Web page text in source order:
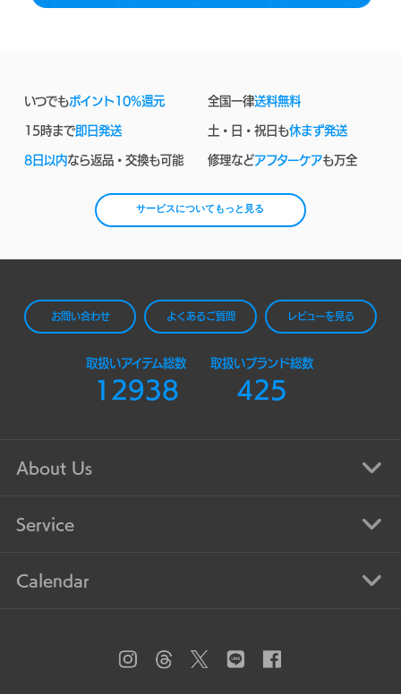
いつでもポイント10%還元 全国一律送料無料
15時まで即日発送 土・日・祝日も休まず発送
8日以内なら返品・交換も可能 修理などアフターケアも万全
サービスについてもっと見る
お問い合わせ よくあるご質問 レビューを見る
取扱いアイテム総数
12938
取扱いブランド総数
425
About Us
Service
Calendar